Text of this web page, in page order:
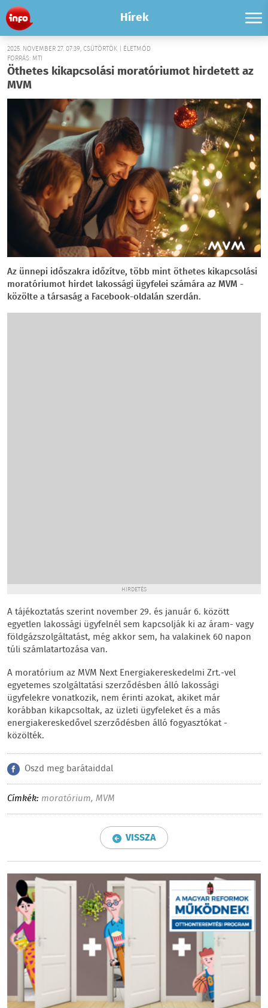
Hírek
2025. NOVEMBER 27. 07:39, CSÜTÖRTÖK | ÉLETMÓD
FORRÁS: MTI
Öthetes kikapcsolási moratóriumot hirdetett az
MVM
Az ünnepi időszakra időzítve, több mint öthetes kikapcsolási
moratóriumot hirdet lakossági ügyfelei számára az MVM -
közölte a társaság a Facebook-oldalán szerdán.
HIRDETÉS
A tájékoztatás szerint november 29. és január 6. között
egyetlen lakossági ügyfelnél sem kapcsolják ki az áram- vagy
földgázszolgáltatást, még akkor sem, ha valakinek 60 napon
túli számlatartozása van.
A moratórium az MVM Next Energiakereskedelmi Zrt.-vel
egyetemes szolgáltatási szerződésben álló lakossági
ügyfelekre vonatkozik, nem érinti azokat, akiket már
korábban kikapcsoltak, az üzleti ügyfeleket és a más
energiakereskedővel szerződésben álló fogyasztókat -
közölték.
Oszd meg barátaiddal
Címkék: moratórium, MVM
VISSZA